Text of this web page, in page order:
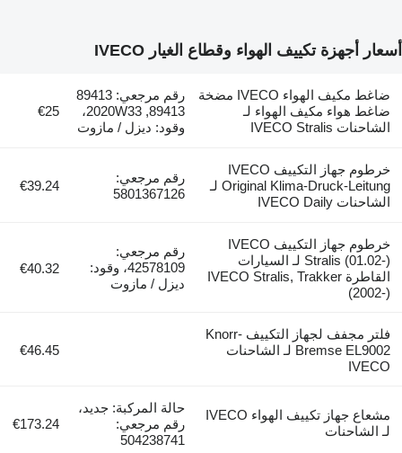
أسعار أجهزة تكييف الهواء وقطاع الغيار IVECO
ضاغط مكيف الهواء IVECO مضخة
ضاغط هواء مكيف الهواء لـ
الشاحنات IVECO Stralis
رقم مرجعي: 89413
89413, 2020W33،
وقود: ديزل / مازوت
€25
خرطوم جهاز التكييف IVECO
Original Klima-Druck-Leitung لـ
الشاحنات IVECO Daily
رقم مرجعي:
5801367126
€39.24
خرطوم جهاز التكييف IVECO
Stralis (01.02-) لـ السيارات
القاطرة IVECO Stralis, Trakker
(2002-)
رقم مرجعي:
42578109، وقود:
ديزل / مازوت
€40.32
فلتر مجفف لجهاز التكييف Knorr-
Bremse EL9002 لـ الشاحنات
IVECO
€46.45
مشعاع جهاز تكييف الهواء IVECO
لـ الشاحنات
حالة المركبة: جديد،
رقم مرجعي:
504238741
€173.24